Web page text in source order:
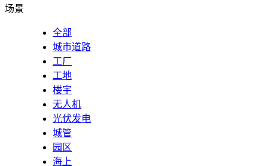
场景
全部
城市道路
工厂
工地
楼宇
无人机
光伏发电
城管
园区
海上